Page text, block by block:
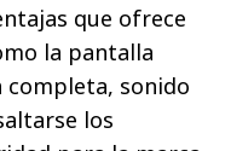
que ofrece
la pantalla
completa, sonido
los